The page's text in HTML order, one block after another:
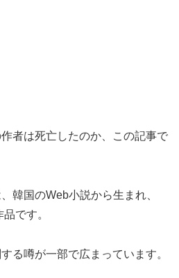
者は死亡したのか、この記事で
韓国のWeb小説から生まれ、
です。
る噂が一部で広まっています。